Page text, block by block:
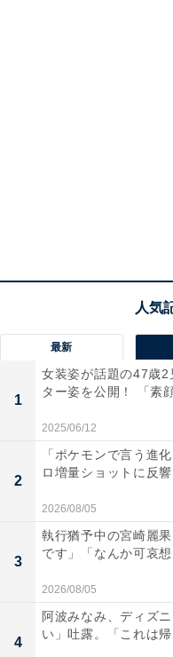
最新
1
女装姿が話題の47歳2
ター姿を公開！ 「素
2025/06/12
2
「ポケモンで言う進
ロ増量ショットに反
2026/08/05
3
執行猶予中の宮崎麗
です」「なんか可哀
2026/08/05
4
阿波みなみ、ディズ
い」吐露。「これは